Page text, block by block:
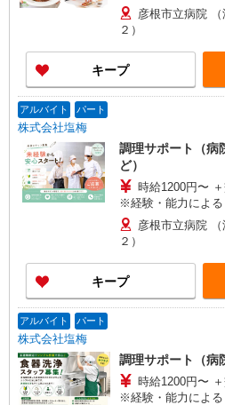
施設経験者歓迎！
彦根市立病院
２）
キープ
アルバイト パート
株式会社塩梅
調理サポート（病
ど）
時給1200円〜
※経験・能力によ
施設経験者歓迎！
彦根市立病院
２）
キープ
アルバイト パート
株式会社塩梅
調理サポート（病
時給1200円〜
※経験・能力によ